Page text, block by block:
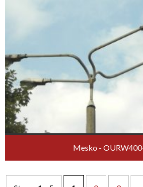
Mesko -